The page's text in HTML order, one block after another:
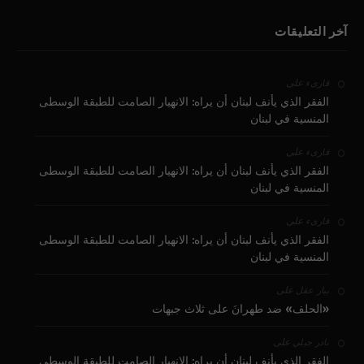
آخر التعليقات
قارىء على
الفقر الذي يأنف لبنان أن يراه: الانهيار الصامت للطبقة الوسطى
المنسية في لبنان
قارىء على
الفقر الذي يأنف لبنان أن يراه: الانهيار الصامت للطبقة الوسطى
المنسية في لبنان
قارىء على
الفقر الذي يأنف لبنان أن يراه: الانهيار الصامت للطبقة الوسطى
المنسية في لبنان
بيار عقل على
«الحلف» ضد طهرانَ على ثلاث جبهات
نادر جبلي على
الفقر الذي يأنف لبنان أن يراه: الانهيار الصامت للطبقة الوسطى